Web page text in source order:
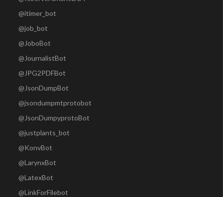
@itimer_bot
@job_bot
@JoboBot
@JournalistBot
@JPG2PDFBot
@JsonDumpBot
@jsondumpmtprotobot
@JsonDumpyprotoBot
@justplants_bot
@KonvBot
@LarynxBot
@LatexBot
@LinkForFilebot